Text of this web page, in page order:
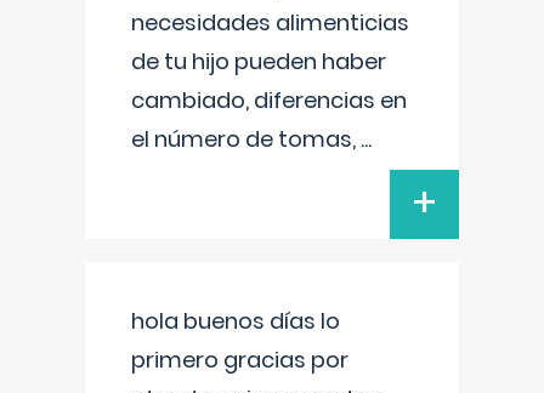
necesidades alimenticias
de tu hijo pueden haber
cambiado, diferencias en
el número de tomas, ...
+
hola buenos días lo
primero gracias por